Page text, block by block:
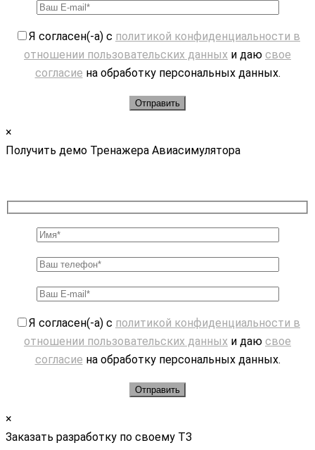
Я согласен(-а) с политикой конфиденциальности в
отношении пользовательских данных и даю свое
согласие на обработку персональных данных.
×
Получить демо Тренажера Авиасимулятора
Я согласен(-а) с политикой конфиденциальности в
отношении пользовательских данных и даю свое
согласие на обработку персональных данных.
×
Заказать разработку по своему ТЗ